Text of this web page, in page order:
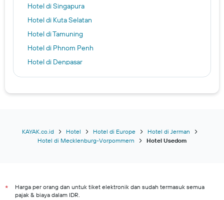
Hotel di Singapura
Hotel di Kuta Selatan
Hotel di Tamuning
Hotel di Phnom Penh
Hotel di Denpasar
Hotel di Lisboa
Hotel di Kota Solo
Hotel di Kota Pekanbaru
Kuta hotels
KAYAK.co.id Hotel Hotel di Europe
Hotel di Jerman
Hotel di Mecklenburg-Vorpommern
Hotel Usedom
*
Harga per orang dan untuk tiket elektronik dan sudah termasuk semua
pajak & biaya dalam IDR.